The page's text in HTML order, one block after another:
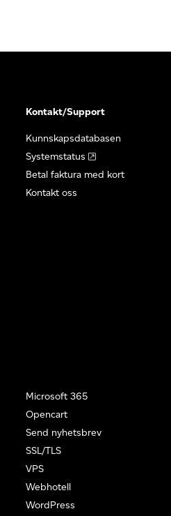
Kontakt/Support
Kunnskapsdatabasen
Systemstatus
Betal faktura med kort
Kontakt oss
Microsoft 365
Opencart
Send nyhetsbrev
SSL/TLS
VPS
Webhotell
WordPress